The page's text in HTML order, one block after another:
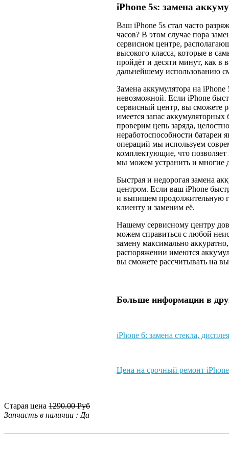
iPhone 5s: замена
Ваш iPhone 5s стал часто
часов? В этом случае пора
сервисном центре,
высокого класса, которые в
пройдёт и десяти минут, как в
дальнейшему использованию
Замена аккумулятора на iPhone
невозможной. Если iPhone
сервисный центр, вы сможете
имеется запас
проверим цепь заряда,
неработоспособности
операций мы используем
комплектующие, что позволяет
мы можем устранить и многие
Быстрая и недорогая замена
центром. Если ваш iPhone
и выпишем продолжительную
клиенту и заменим её.
Нашему сервисному центру
можем справиться с любой
замену максимально
распоряжении имеются
вы сможете рассчитывать на
Больше информации в
iPhone 6: замена стекла, дисплея
Цена на срочный ремонт
Старая цена 1290.00 Руб
Запчасть в наличии : Да